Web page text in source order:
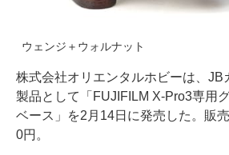
ウェンジ＋ウォルナット
株式会社オリエンタルホビーは、JB
製品として「FUJIFILM X-Pro3専用
ベース」を2月14日に発売した。販
0円。